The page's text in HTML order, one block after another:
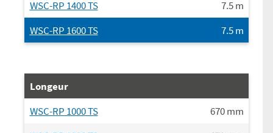
WSC-RP 1400 TS 7.5m
WSC-RP 1600 TS
7.5m
Longeur
WSC-RP 1000 TS
670mm